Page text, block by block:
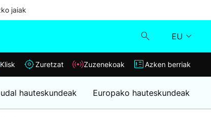
jaiak
EU
Klisk
Zuzenekoak
Klisk Zuretzat Zuzenekoak Azken berriak
hauteskundeak Europako hauteskundeak